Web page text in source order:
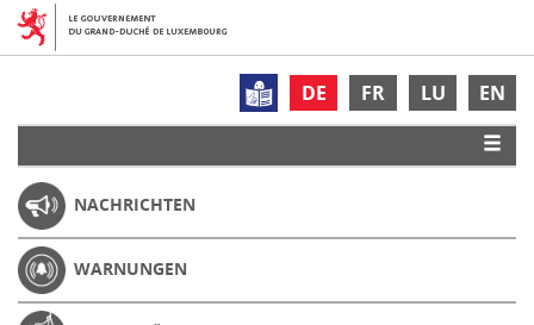
DE FR LU EN
NACHRICHTEN
WARNUNGEN